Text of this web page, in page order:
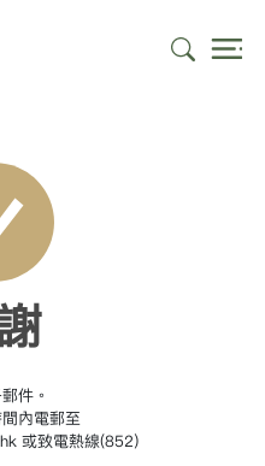
件。
內電郵至
或致電熱線(852)